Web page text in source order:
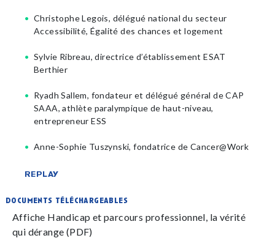
Christophe Legois, délégué national du secteur
Accessibilité, Égalité des chances et logement
Sylvie Ribreau, directrice d’établissement ESAT
Berthier
Ryadh Sallem, fondateur et délégué général de CAP
SAAA, athlète paralympique de haut-niveau,
entrepreneur ESS
Anne-Sophie Tuszynski, fondatrice de Cancer@Work
REPLAY
documents téléchargeables
Affiche Handicap et parcours professionnel, la vérité
qui dérange (PDF)